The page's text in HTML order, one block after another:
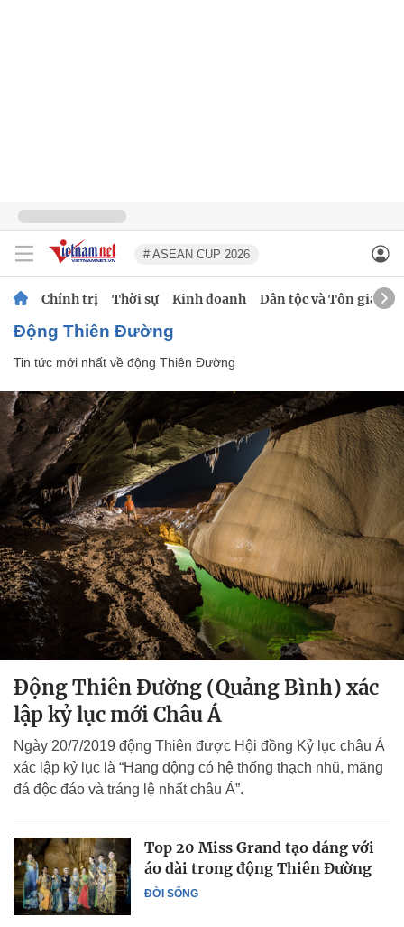
# ASEAN CUP 2026
Chính trị Thời sự Kinh doanh Dân tộc và Tôn giáo
động Thiên Đường
Tin tức mới nhất về động Thiên Đường
Động Thiên Đường (Quảng Bình) xác
lập kỷ lục mới Châu Á
Ngày 20/7/2019 động Thiên được Hội đồng Kỷ lục châu Á
xác lập kỷ lục là “Hang động có hệ thống thạch nhũ, măng
đá độc đáo và tráng lệ nhất châu Á”.
ĐỜI SỐNG
Top 20 Miss Grand tạo dáng với
áo dài trong động Thiên Đường